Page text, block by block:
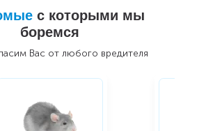
с которыми мы
боремся
Вас от любого вредителя